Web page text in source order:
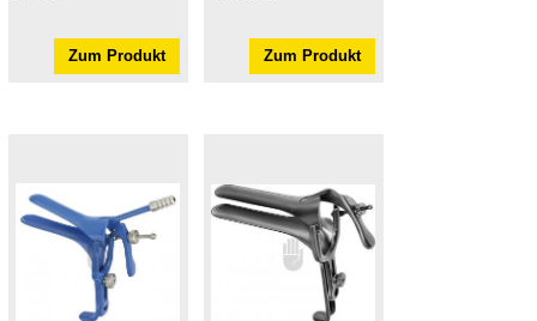
Zum Produkt Zum Produkt